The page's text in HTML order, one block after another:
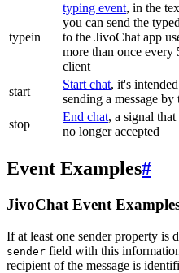
typein
typing event, in the
you can send the
to the JivoChat app
more than once every
client
start
Start chat, it's
sending a message by
stop
End chat, a signal
no longer accepted
Event Examples#
JivoChat Event
If at least one sender property is
sender field with this
recipient of the message is